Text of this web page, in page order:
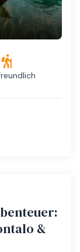
&